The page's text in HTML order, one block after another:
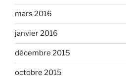
mars 2016
janvier 2016
décembre 2015
octobre 2015